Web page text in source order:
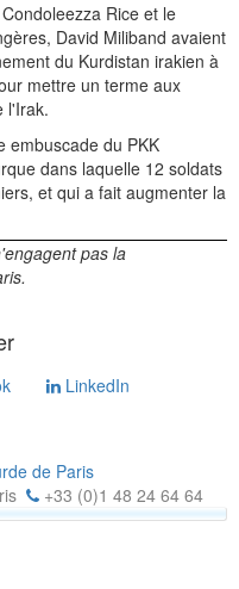
Rice et le
David Miliband avaient
du Kurdistan irakien à
mettre un terme aux
l'Irak.
embuscade du PKK
dans laquelle 12 soldats
et qui a fait augmenter la
pas la
LinkedIn
de Paris
+33 (0)1 48 24 64 64